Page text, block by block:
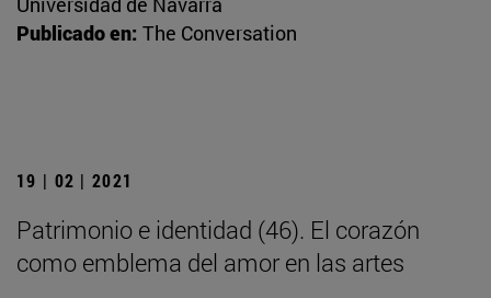
Publicado en: The Conversation
19 | 02 | 2021
Patrimonio e identidad (46). El corazón
como emblema del amor en las artes